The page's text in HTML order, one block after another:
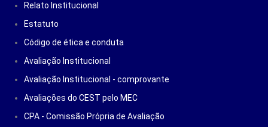
Relato Institucional
Estatuto
Código de ética e conduta
Avaliação Institucional
Avaliação Institucional - comprovante
Avaliações do CEST pelo MEC
CPA - Comissão Própria de Avaliação